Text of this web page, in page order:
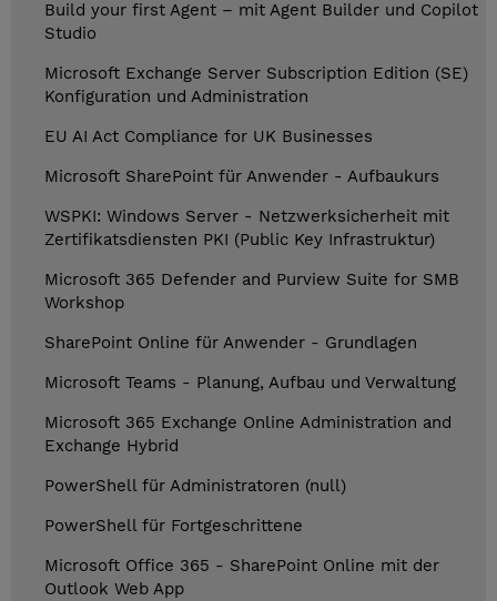
Build your first Agent – mit Agent Builder und Copilot
Studio
Microsoft Exchange Server Subscription Edition (SE)
Konfiguration und Administration
EU AI Act Compliance for UK Businesses
Microsoft SharePoint für Anwender - Aufbaukurs
WSPKI: Windows Server - Netzwerksicherheit mit
Zertifikatsdiensten PKI (Public Key Infrastruktur)
Microsoft 365 Defender and Purview Suite for SMB
Workshop
SharePoint Online für Anwender - Grundlagen
Microsoft Teams - Planung, Aufbau und Verwaltung
Microsoft 365 Exchange Online Administration and
Exchange Hybrid
PowerShell für Administratoren (null)
PowerShell für Fortgeschrittene
Microsoft Office 365 - SharePoint Online mit der
Outlook Web App